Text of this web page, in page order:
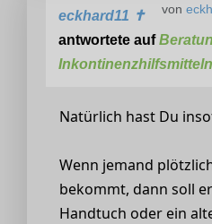
von
eckhard11 ✝
antwortete auf
Inkontinenzhilfsmitteln
Natürlich hast Du
Wenn jemand
bekommt, dann soll
Handtuch oder ein